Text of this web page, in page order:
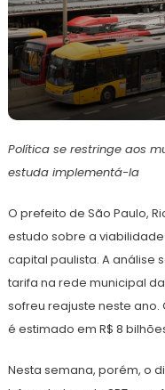
dezembro
de
Redação
Política se restringe aos
estuda implementá-la
O prefeito de São Paulo,
estudo sobre a
capital paulista. A análise
tarifa na rede municipal
sofreu reajuste neste
é estimado em R$ 8
Nesta semana, porém, o